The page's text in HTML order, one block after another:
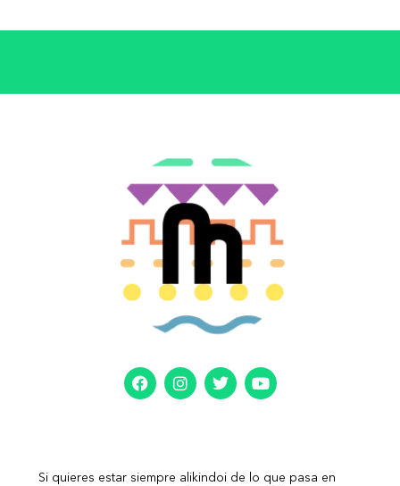
Si quieres estar siempre alikindoi de lo que pasa en